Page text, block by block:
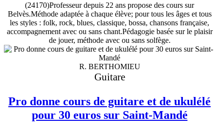
(24170)Professeur depuis 22 ans propose des cours sur
Belvès.Méthode adaptée à chaque élève; pour tous les âges et tous
les styles : folk, rock, blues, classique, bossa, chansons française,
accompagnement avec ou sans chant.Pédagogie basée sur le plaisir
de jouer, méthode avec ou sans solfège.
R. BERTHOMIEU
Guitare
Pro donne cours de guitare et de ukulélé
pour 30 euros sur Saint-Mandé